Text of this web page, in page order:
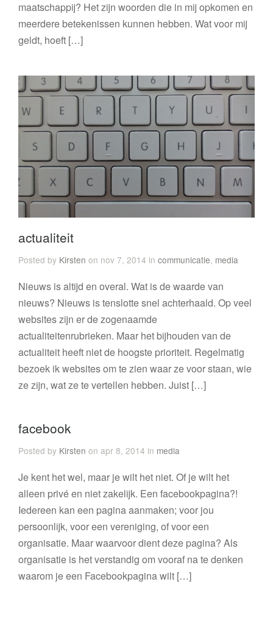
maatschappij? Het zijn woorden die in mij opkomen en
meerdere betekenissen kunnen hebben. Wat voor mij
geldt, hoeft […]
actualiteit
Posted by Kirsten on nov 7, 2014 in communicatie, media
Nieuws is altijd en overal. Wat is de waarde van
nieuws? Nieuws is tenslotte snel achterhaald. Op veel
websites zijn er de zogenaamde
actualiteitenrubrieken. Maar het bijhouden van de
actualiteit heeft niet de hoogste prioriteit. Regelmatig
bezoek ik websites om te zien waar ze voor staan, wie
ze zijn, wat ze te vertellen hebben. Juist […]
facebook
Posted by Kirsten on apr 8, 2014 in media
Je kent het wel, maar je wilt het niet. Of je wilt het
alleen privé en niet zakelijk. Een facebookpagina?!
Iedereen kan een pagina aanmaken; voor jou
persoonlijk, voor een vereniging, of voor een
organisatie. Maar waarvoor dient deze pagina? Als
organisatie is het verstandig om vooraf na te denken
waarom je een Facebookpagina wilt […]